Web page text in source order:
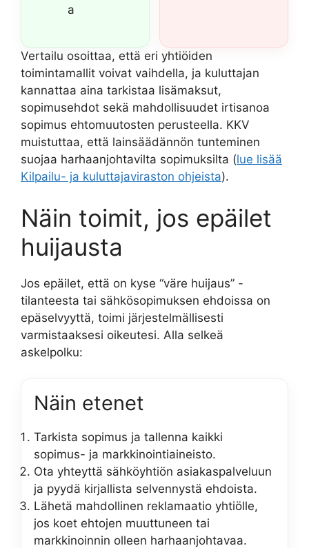
a
Vertailu osoittaa, että eri yhtiöiden
toimintamallit voivat vaihdella, ja kuluttajan
kannattaa aina tarkistaa lisämaksut,
sopimusehdot sekä mahdollisuudet irtisanoa
sopimus ehtomuutosten perusteella. KKV
muistuttaa, että lainsäädännön tunteminen
suojaa harhaanjohtavilta sopimuksilta (lue lisää
Kilpailu- ja kuluttajaviraston ohjeista).
Näin toimit, jos epäilet
huijausta
Jos epäilet, että on kyse “väre huijaus” -
tilanteesta tai sähkösopimuksen ehdoissa on
epäselvyyttä, toimi järjestelmällisesti
varmistaaksesi oikeutesi. Alla selkeä
askelpolku:
Näin etenet
Tarkista sopimus ja tallenna kaikki
sopimus- ja markkinointiaineisto.
Ota yhteyttä sähköyhtiön asiakaspalveluun
ja pyydä kirjallista selvennystä ehdoista.
Lähetä mahdollinen reklamaatio yhtiölle,
jos koet ehtojen muuttuneen tai
markkinoinnin olleen harhaanjohtavaa.